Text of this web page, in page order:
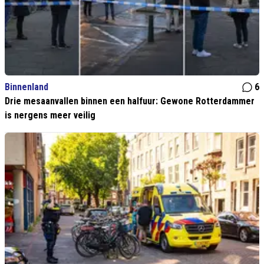
Binnenland
6
Drie mesaanvallen binnen een halfuur: Gewone Rotterdammer
is nergens meer veilig